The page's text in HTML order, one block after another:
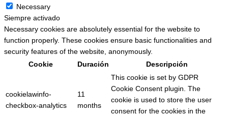
Necessary
Siempre activado
Necessary cookies are absolutely essential for the website to
function properly. These cookies ensure basic functionalities and
security features of the website, anonymously.
Cookie
Duración Descripción
cookielawinfo-
checkbox-analytics
11
months
This cookie is set by GDPR
Cookie Consent plugin. The
cookie is used to store the user
consent for the cookies in the